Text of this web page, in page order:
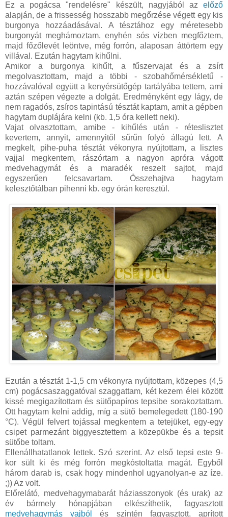
Ez a pogácsa "rendelésre" készült, nagyjából az előző
alapján, de a frissesség hosszabb megőrzése végett egy kis
burgonya hozzáadásával. A tésztához egy méretesebb
burgonyát meghámoztam, enyhén sós vízben megfőztem,
majd főzőlevét leöntve, még forrón, alaposan áttörtem egy
villával. Ezután hagytam kihűlni.
Amikor a burgonya kihűlt, a fűszervajat és a zsírt
megolvasztottam, majd a többi - szobahőmérsékletű -
hozzávalóval együtt a kenyérsütőgép tartályába tettem, ami
aztán szépen végezte a dolgát. Eredményként egy lágy, de
nem ragadós, zsíros tapintású tésztát kaptam, amit a gépben
hagytam duplájára kelni (kb. 1,5 óra kellett neki).
Vajat olvasztottam, amibe - kihűlés után - réteslisztet
kevertem, annyit, amennyitől sűrűn folyó állagú lett. A
megkelt, pihe-puha tésztát vékonyra nyújtottam, a lisztes
vajjal megkentem, rászórtam a nagyon apróra vágott
medvehagymát és a maradék reszelt sajtot, majd
egyszerűen felcsavartam. Összehajtva hagytam
kelesztőtálban pihenni kb. egy órán keresztül.
Ezután a tésztát 1-1,5 cm vékonyra nyújtottam, közepes (4,5
cm) pogácsaszaggatóval szaggattam, két kezem élei között
kissé megigazítottam és sütőpapíros tepsibe sorakoztattam.
Ott hagytam kelni addig, míg a sütő bemelegedett (180-190
°C). Végül felvert tojással megkentem a tetejüket, egy-egy
csipet parmezánt biggyesztettem a közepükbe és a tepsit
sütőbe toltam.
Ellenállhatatlanok lettek. Szó szerint. Az első tepsi este 9-
kor sült ki és még forrón megkóstoltatta magát. Egyből
három darab is, csak hogy mindenhol ugyanolyan-e az íze.
;)) Az volt.
Előrelátó, medvehagymabarát háziasszonyok (és urak) az
év bármely hónapjában elkészíthetik, fagyasztott
medvehagymás vajból
és szintén fagyasztott, aprított